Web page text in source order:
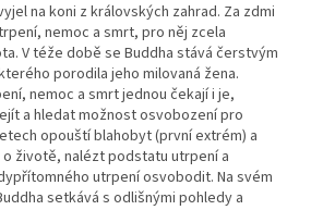
na koni z královských zahrad. Za zdmi
nemoc a smrt, pro něj zcela
V téže době se Buddha stává čerstvým
porodila jeho milovaná žena.
nemoc a smrt jednou čekají i je,
a hledat možnost osvobození pro
opouští blahobyt (první extrém) a
životě, nalézt podstatu utrpení a
utrpení osvobodit. Na svém
setkává s odlišnými pohledy a